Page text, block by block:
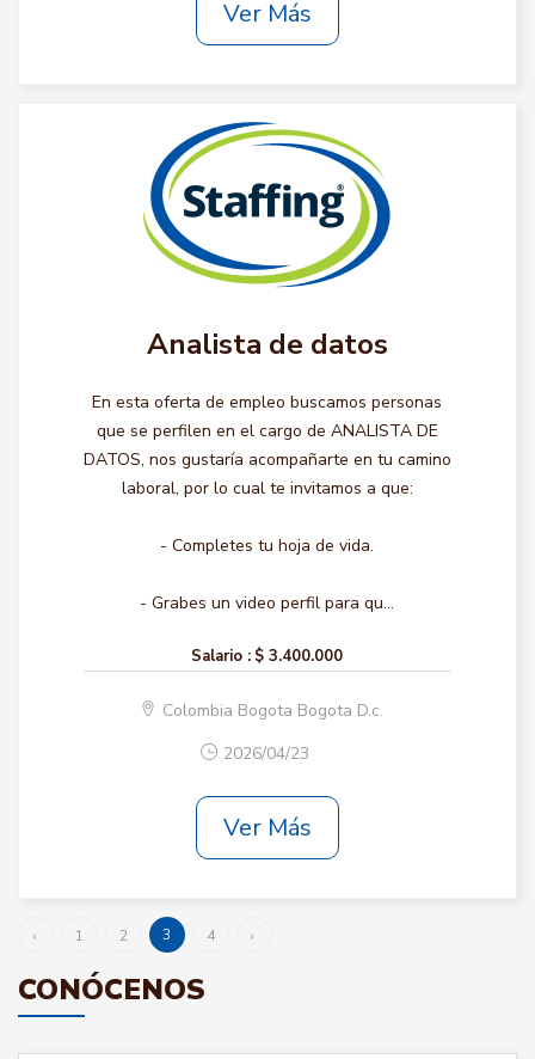
Ver Más
Analista de datos
En esta oferta de empleo buscamos personas
que se perfilen en el cargo de ANALISTA DE
DATOS, nos gustaría acompañarte en tu camino
laboral, por lo cual te invitamos a que:
- Completes tu hoja de vida.
- Grabes un video perfil para qu...
Salario : $ 3.400.000
Colombia Bogota Bogota D.c.
2026/04/23
Ver Más
‹ 1 2 3 4 ›
CONÓCENOS